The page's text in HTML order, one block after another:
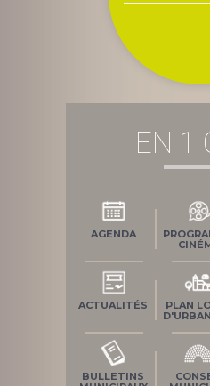
EN 1
AGENDA
ACTUALITÉS
PLAN
BULLETINS